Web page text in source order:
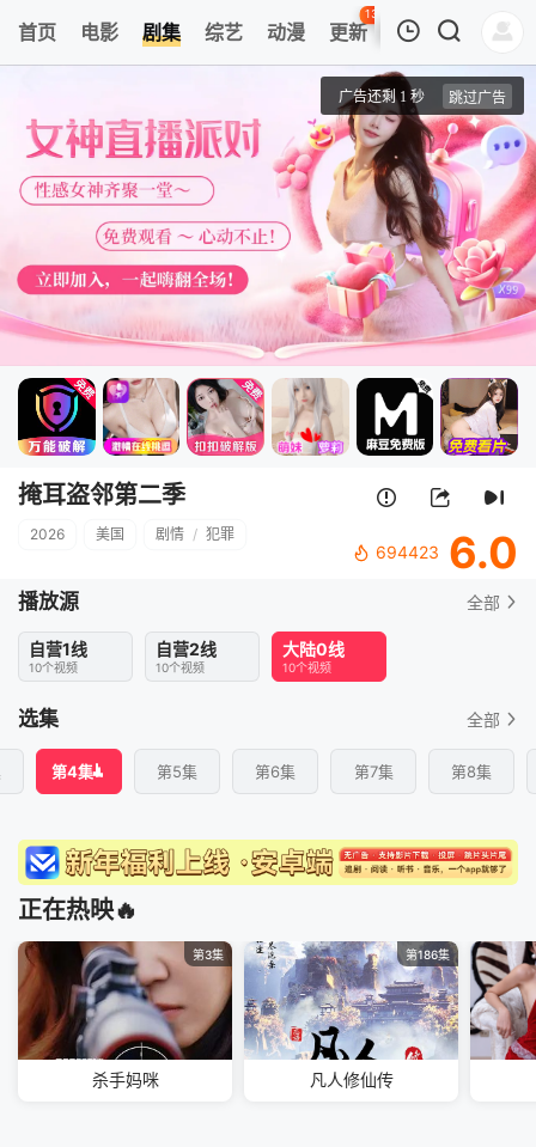
首页 电影 剧集 综艺 动漫 更新
136
热榜 APP
第4集
掩耳盗邻第二季
掩耳盗邻第二季
2026 美国 剧情 / 犯罪
694423 6.0
播放源 全部
自营1线
10个视频
自营2线
10个视频
大陆0线
10个视频
选集 全部
第4集 第5集 第6集 第7集 第8集
正在热映🔥
第3集
杀手妈咪
第186集
凡人修仙传